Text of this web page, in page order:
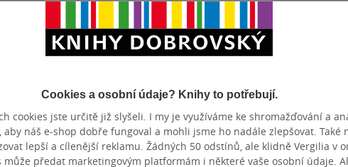
PERFEKTNÍ. Ryana i Jamieho jsem si zamilovala od první stránky a
LGBT knihy lepšie vyhľadávanie :) bolo by to lepšie. Bo dosť v
:(
Ano19
Cookies a osobní údaje? Knihy to potřebují.
cookies jste určitě již slyšeli. I my je využíváme ke shromažďování a
aby náš e-shop dobře fungoval a mohli jsme ho nadále zlepšovat. Také
lepší a cílenější reklamu. Žádných 50 odstínů, ale klidně Vergilia v
může předat marketingovým platformám i některé vaše osobní údaje.